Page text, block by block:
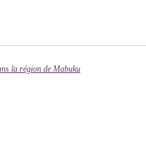
la région de Mabuku